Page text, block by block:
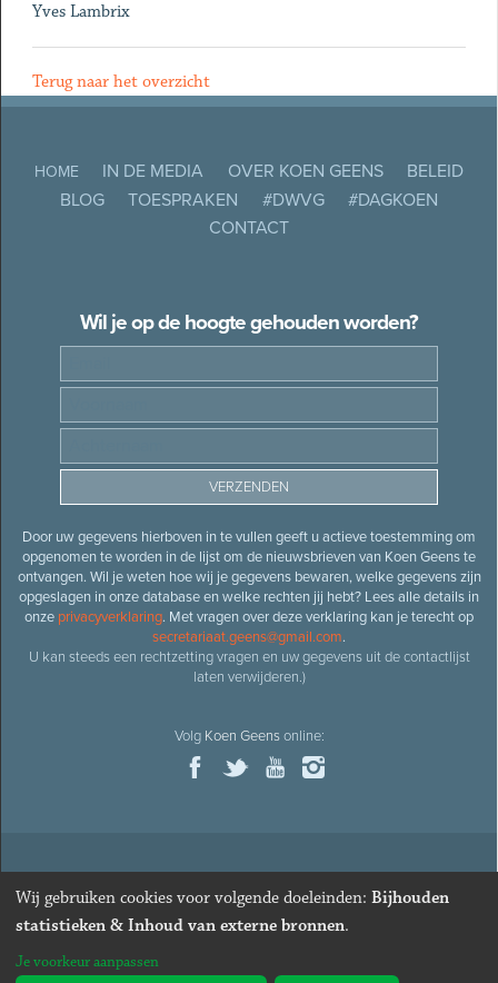
Yves Lambrix
Terug naar het overzicht
HOME IN DE MEDIA OVER KOEN GEENS
BELEID
BLOG
TOESPRAKEN #DWVG
#DAGKOEN
CONTACT
Wil je op de hoogte gehouden worden?
Door uw gegevens hierboven in te vullen geeft u actieve toestemming om
opgenomen te worden in de lijst om de nieuwsbrieven van Koen Geens te
ontvangen. Wil je weten hoe wij je gegevens bewaren, welke gegevens zijn
opgeslagen in onze database en welke rechten jij hebt? Lees alle details in
onze privacyverklaring. Met vragen over deze verklaring kan je terecht op
secretariaat.geens@gmail.com.
U kan steeds een rechtzetting vragen en uw gegevens uit de contactlijst
laten verwijderen.)
Volg Koen Geensonline:
© 2026Oud-minister en ere-volksvertegenwoordiger Koen
· Alle rechten voorbehouden · Cookies wijzigen
Webdesign&website ontwikkelingdoor Zenjoy in Leuven
Wij gebruiken cookies voor volgende doeleinden: Bijhouden
statistieken & Inhoud van externe bronnen.
Je voorkeur aanpassen